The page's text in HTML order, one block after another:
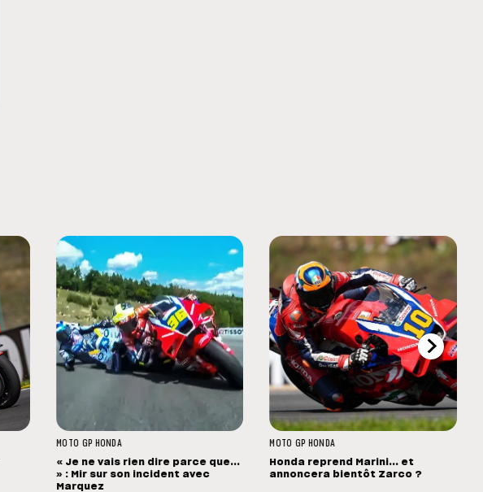
MOTO GP HONDA
« Je ne vais rien dire parce que...
» : Mir sur son incident avec
Marquez
MOTO GP HONDA
Honda reprend Marini... et
annoncera bientôt Zarco ?